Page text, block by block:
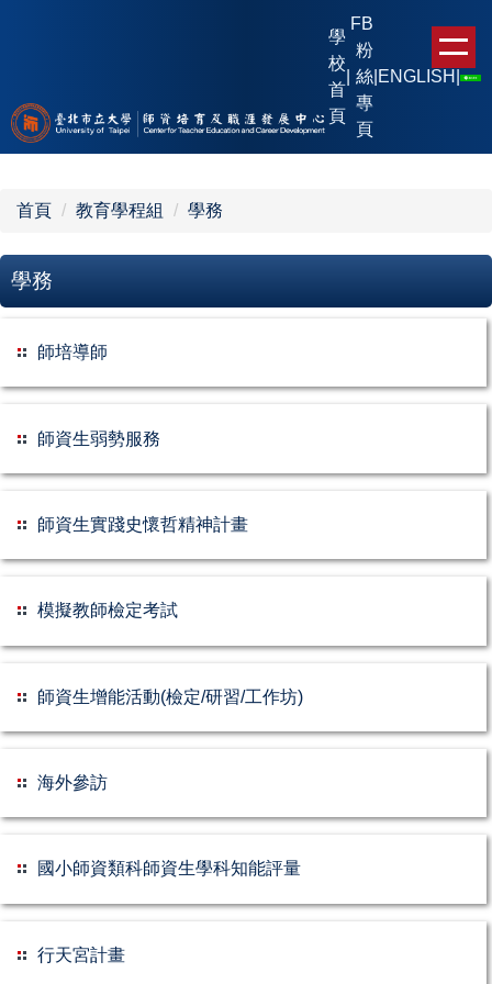
內
容
學
校
首
頁
FB
粉
絲
專
頁
ENGLISH |
首頁 教育學程組 學務
學務
師培導師
師資生弱勢服務
師資生實踐史懷哲精神計畫
模擬教師檢定考試
師資生增能活動(檢定/研習/工作坊)
海外參訪
國小師資類科師資生學科知能評量
行天宮計畫